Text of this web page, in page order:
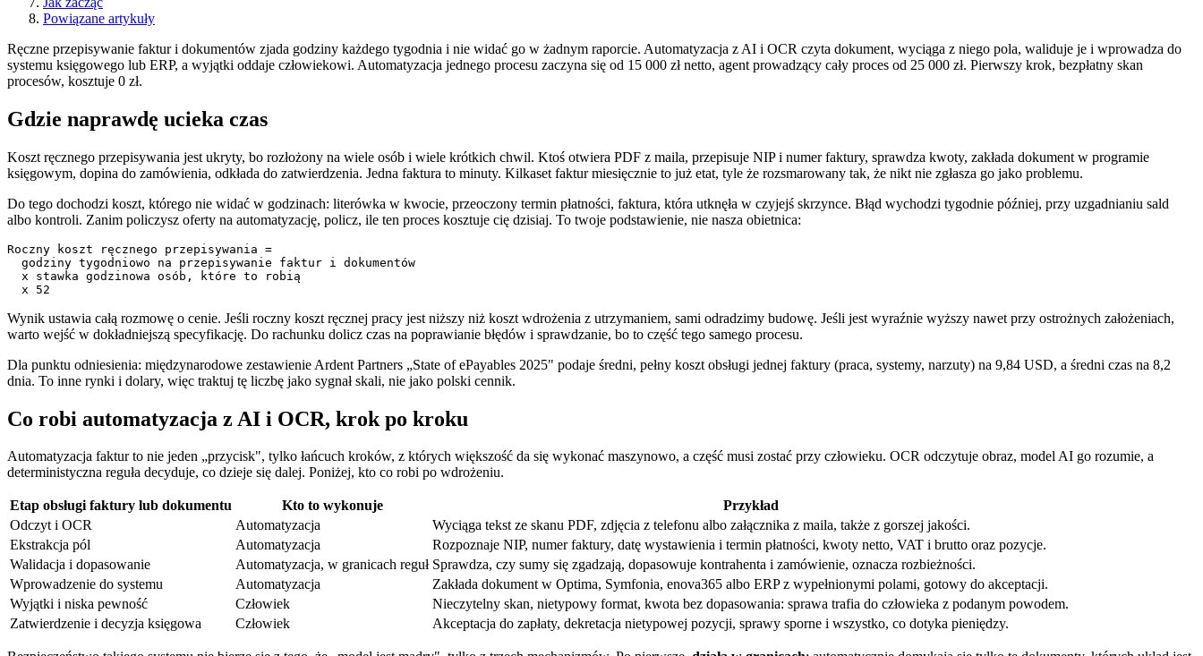
Powiązane artykuły
Ręczne przepisywanie faktur i dokumentów zjada godziny każdego tygodnia i nie widać go w żadnym raporcie. Automatyzacja z AI i OCR czyta dokument, wyciąga z niego pola, waliduje je i wprowadza do
systemu księgowego lub ERP, a wyjątki oddaje człowiekowi. Automatyzacja jednego procesu zaczyna się od 15 000 zł netto, agent prowadzący cały proces od 25 000 zł. Pierwszy krok, bezpłatny skan
procesów, kosztuje 0 zł.
Gdzie naprawdę ucieka czas
Koszt ręcznego przepisywania jest ukryty, bo rozłożony na wiele osób i wiele krótkich chwil. Ktoś otwiera PDF z maila, przepisuje NIP i numer faktury, sprawdza kwoty, zakłada dokument w programie
księgowym, dopina do zamówienia, odkłada do zatwierdzenia. Jedna faktura to minuty. Kilkaset faktur miesięcznie to już etat, tyle że rozsmarowany tak, że nikt nie zgłasza go jako problemu.
Do tego dochodzi koszt, którego nie widać w godzinach: literówka w kwocie, przeoczony termin płatności, faktura, która utknęła w czyjejś skrzynce. Błąd wychodzi tygodnie później, przy uzgadnianiu sald
albo kontroli. Zanim policzysz oferty na automatyzację, policz, ile ten proces kosztuje cię dzisiaj. To twoje podstawienie, nie nasza obietnica:
Roczny koszt ręcznego przepisywania =
  godziny tygodniowo na przepisywanie faktur i dokumentów
  x stawka godzinowa osób, które to robią
  x 52
Wynik ustawia całą rozmowę o cenie. Jeśli roczny koszt ręcznej pracy jest niższy niż koszt wdrożenia z utrzymaniem, sami odradzimy budowę. Jeśli jest wyraźnie wyższy nawet przy ostrożnych założeniach,
warto wejść w dokładniejszą specyfikację. Do rachunku dolicz czas na poprawianie błędów i sprawdzanie, bo to część tego samego procesu.
Dla punktu odniesienia: międzynarodowe zestawienie Ardent Partners „State of ePayables 2025" podaje średni, pełny koszt obsługi jednej faktury (praca, systemy, narzuty) na 9,84 USD, a średni czas na 8,2
dnia. To inne rynki i dolary, więc traktuj tę liczbę jako sygnał skali, nie jako polski cennik.
Co robi automatyzacja z AI i OCR, krok po kroku
Automatyzacja faktur to nie jeden „przycisk", tylko łańcuch kroków, z których większość da się wykonać maszynowo, a część musi zostać przy człowieku. OCR odczytuje obraz, model AI go rozumie, a
deterministyczna reguła decyduje, co dzieje się dalej. Poniżej, kto co robi po wdrożeniu.
Etap obsługi faktury lub dokumentu Kto to wykonuje
Przykład
Odczyt i OCR
Automatyzacja
Wyciąga tekst ze skanu PDF, zdjęcia z telefonu albo załącznika z maila, także z gorszej jakości.
Ekstrakcja pól
Automatyzacja
Rozpoznaje NIP, numer faktury, datę wystawienia i termin płatności, kwoty netto, VAT i brutto oraz pozycje.
Walidacja i dopasowanie
Automatyzacja, w granicach reguł Sprawdza, czy sumy się zgadzają, dopasowuje kontrahenta i zamówienie, oznacza rozbieżności.
Wprowadzenie do systemu
Automatyzacja
Zakłada dokument w Optima, Symfonia, enova365 albo ERP z wypełnionymi polami, gotowy do akceptacji.
Wyjątki i niska pewność
Człowiek
Nieczytelny skan, nietypowy format, kwota bez dopasowania: sprawa trafia do człowieka z podanym powodem.
Zatwierdzenie i decyzja księgowa
Człowiek Akceptacja do zapłaty, dekretacja nietypowej pozycji, sprawy sporne i wszystko, co dotyka pieniędzy.